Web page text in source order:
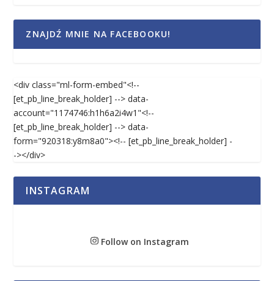
ZNAJDŹ MNIE NA FACEBOOKU!
<div class="ml-form-embed"<!--
[et_pb_line_break_holder] --> data-
account="1174746:h1h6a2i4w1"<!--
[et_pb_line_break_holder] --> data-
form="920318:y8m8a0"><!-- [et_pb_line_break_holder] -
-></div>
INSTAGRAM
Follow on Instagram